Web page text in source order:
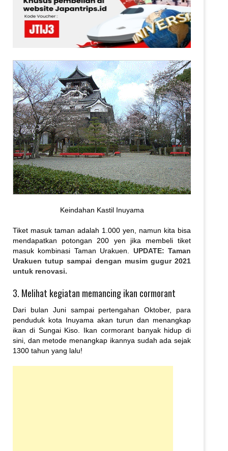
Keindahan Kastil Inuyama
Tiket masuk taman adalah 1.000 yen, namun kita bisa
mendapatkan potongan 200 yen jika membeli tiket
masuk kombinasi Taman Urakuen. UPDATE: Taman
Urakuen tutup sampai dengan musim gugur 2021
untuk renovasi.
3. Melihat kegiatan memancing ikan cormorant
Dari bulan Juni sampai pertengahan Oktober, para
penduduk kota Inuyama akan turun dan menangkap
ikan di Sungai Kiso. Ikan cormorant banyak hidup di
sini, dan metode menangkap ikannya sudah ada sejak
1300 tahun yang lalu!